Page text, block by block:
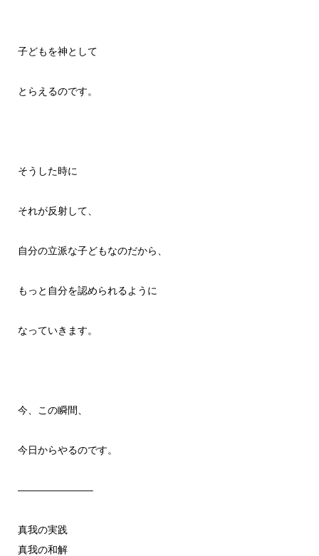
子どもを神として
とらえるのです。
そうした時に
それが反射して、
自分の立派な子どもなのだから、
もっと自分を認められるように
なっていきます。
今、この瞬間、
今日からやるのです。
———————–
真我の実践
真我の和解